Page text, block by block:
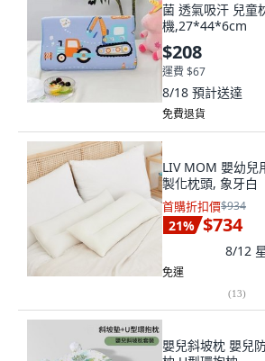
菌 透氣吸汗 兒童
機,27*44*6cm
$208
運費 $67
8/18 預計送達
免費退貨
LIV MOM 嬰幼兒
製化枕頭, 象牙白
首購折扣價$934
21% $734
8/12
免運
(13)
嬰兒斜坡枕 嬰兒